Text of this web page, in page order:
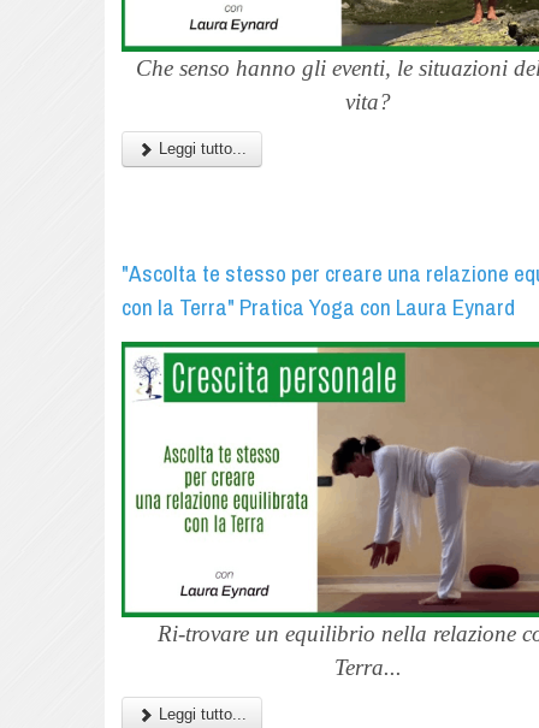
Che senso hanno gli eventi, le situazioni
vita?
Leggi tutto...
"Ascolta te stesso per creare una relazione
con la Terra" Pratica Yoga con Laura Eynard
Ri-trovare un equilibrio nella relazione
Terra...
Leggi tutto...